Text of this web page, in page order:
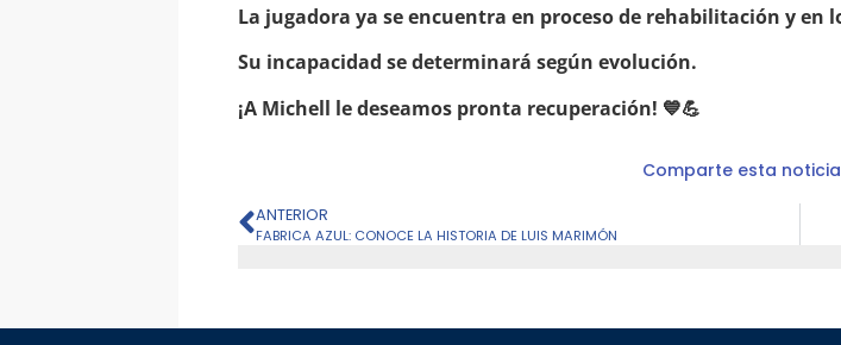
La jugadora ya se encuentra en proceso de rehabilitación y
Su incapacidad se determinará según evolución.
¡A Michell le deseamos pronta recuperación! 💙💪
Comparte esta
ANTERIOR
FABRICA AZUL: CONOCE LA HISTORIA DE LUIS MARIMÓN